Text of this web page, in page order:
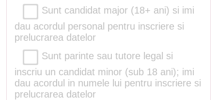
Sunt candidat major (18+ ani) si imi
dau acordul personal pentru inscriere si
prelucrarea datelor
Sunt parinte sau tutore legal si
inscriu un candidat minor (sub 18 ani); imi
dau acordul in numele lui pentru inscriere si
prelucrarea datelor